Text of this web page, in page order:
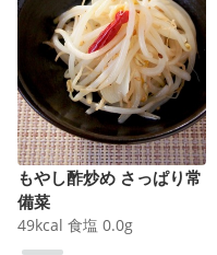
もやし酢炒め さっぱり常
備菜
49kcal 食塩 0.0g